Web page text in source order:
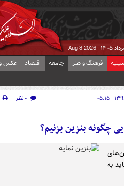
Aug 8 2026
فرهنگ و هنر جامعه اقتصاد عکس
۰ نظر
چگونه بنزین بزنیم؟
به